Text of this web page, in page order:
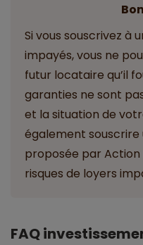
Si vous souscrivez à
impayés, vous ne
futur locataire qu’il
garanties ne sont
et la situation de
également souscrire
proposée par
risques de loyers
FAQ